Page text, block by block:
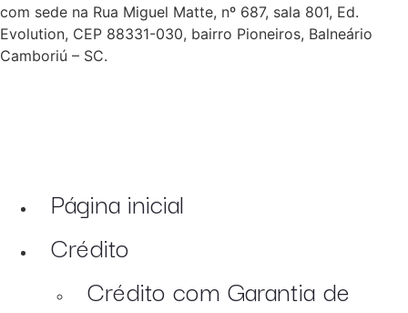
com sede na Rua Miguel Matte, nº 687, sala 801, Ed.
Evolution, CEP 88331-030, bairro Pioneiros, Balneário
Camboriú – SC.
Página inicial
Crédito
Crédito com Garantia de